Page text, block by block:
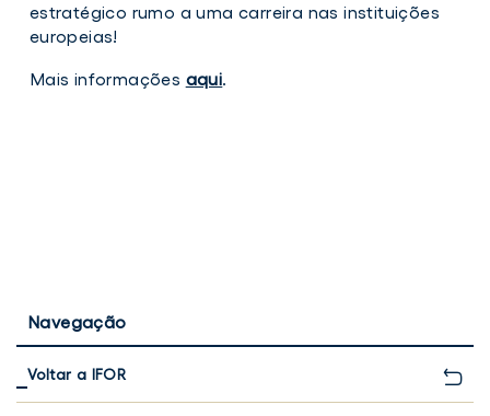
estratégico rumo a uma carreira nas instituições
europeias!
Mais informações aqui.
Navegação
Voltar a IFOR